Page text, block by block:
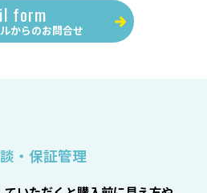
form
からのお問合せ
・保証管理